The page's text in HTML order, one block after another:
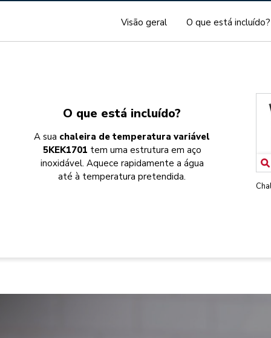
Visão geral O que está incluído?
O que está incluído?
A sua chaleira de temperatura variável
5KEK1701 tem uma estrutura em aço
inoxidável. Aquece rapidamente a água
até à temperatura pretendida.